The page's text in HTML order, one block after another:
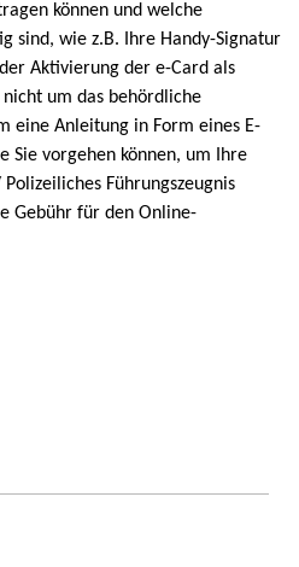
können und welche
sind, wie z.B. Ihre Handy-Signatur
Aktivierung der e-Card als
um das behördliche
eine Anleitung in Form eines E-
Sie vorgehen können, um Ihre
Führungszeugnis
Gebühr für den Online-